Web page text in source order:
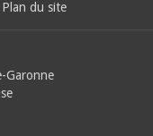
Plan du site
Garonne